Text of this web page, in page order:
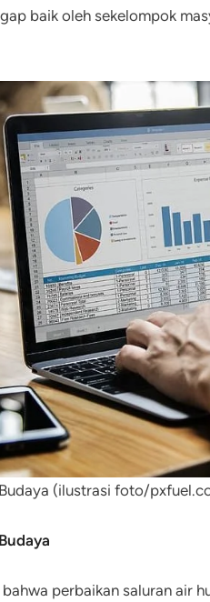
baik oleh sekelompok
(ilustrasi foto/
perbaikan saluran air